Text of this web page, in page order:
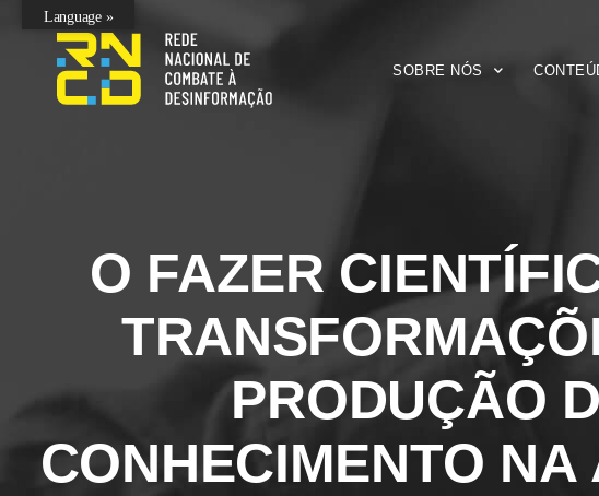
SOBRE NÓS
O FAZER
PRODUÇÃO
CONHECIMENTO NA
Language »